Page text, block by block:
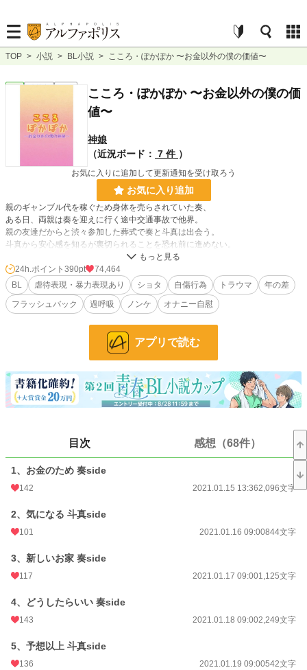
TOP > 小説 > BL小説 > こころ・ぽかぽか 〜お金以外の僕の価値〜
連載中 長編
こころ・ぽかぽか 〜お金以外の僕の価
値〜
神娘
（近況ボード： 7 件 ）
お気に入りに追加して更新通知を受け取ろう
お気に入り追加
親のギャンブル代を稼ぐため身体を売らされていた奏、
ある日、両親は奏を迎えに行く途中交通事故で他界。
親の友達だからと渋々参加した葬式で奏と斗真は出会う。
斗真から安心感を知るが裏切られることを恐れ前に進めない。
そんな恋愛ストーリー。
登場人物
福田 奏(ふくだ かなで) 11歳
両親がギャンブルにハマり金を稼ぐため毎日身体を売って生活していた。
身長：132ｃｍ
髪は肩にかかるくらいの長さ、色白、目が大きくて女の子に間違えるくらい可愛
い顔立ち。髪と目が少し茶色。
向井 斗真(むかい とうま)26歳
一人暮らし
身長：178ｃｍ
精神科医
斗真とは高校の時からの友達
身長：175ｃｍ
向井 直人(むかい なおと)
向井 美香(むかい みか)
斗真の母
24h.ポイント 390pt
74,464
BL
虐待表現・暴力表現あり ショタ 自傷行為 トラウマ
年の差
フラッシュバック
過呼吸 ノンケ オナニー自慰
アプリで読む
目次 感想（68件）
1、お金のため 奏side
142 2021.01.15 13:362,096文字
2、気になる 斗真side
101 2021.01.16 09:00844文字
3、新しいお家 奏side
117 2021.01.17 09:001,125文字
4、どうしたらいい 奏side
143 2021.01.18 09:002,249文字
5、予想以上 斗真side
136 2021.01.19 09:00542文字